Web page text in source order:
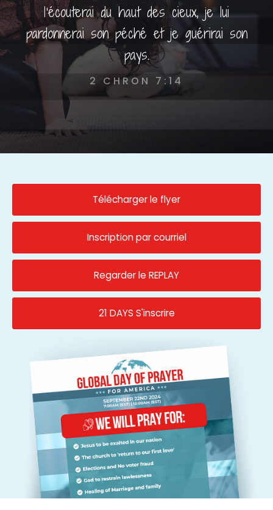
l'écouterai du haut des cieux, je lui
pardonnerai son péché et je guérirai son
pays.
2 CHRON 7:14
Télécharger le flyer
Inscription par courriel
Regarder le REPLAY
21 DAYS S'inscrire